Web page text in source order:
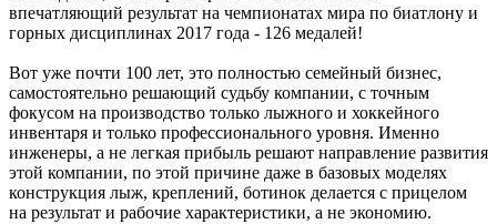
впечатляющий результат на чемпионатах мира по биатлону и
горных дисциплинах 2017 года - 126 медалей!
Вот уже почти 100 лет, это полностью семейный бизнес,
самостоятельно решающий судьбу компании, с точным
фокусом на производство только лыжного и хоккейного
инвентаря и только профессионального уровня. Именно
инженеры, а не легкая прибыль решают направление развития
этой компании, по этой причине даже в базовых моделях
конструкция лыж, креплений, ботинок делается с прицелом
на результат и рабочие характеристики, а не экономию.